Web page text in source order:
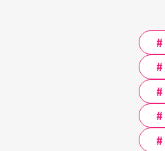
#
#
#
#
#